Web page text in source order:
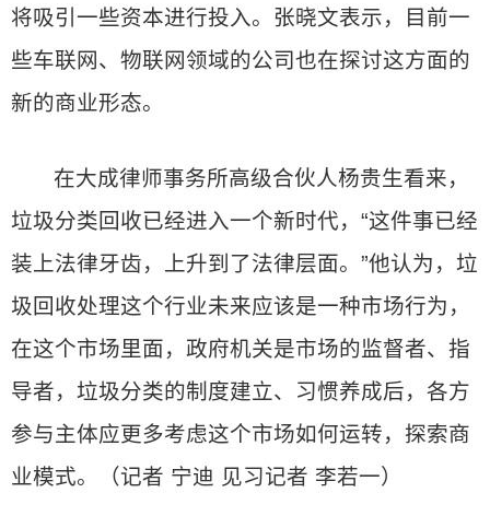
将吸引一些资本进行投入。张晓文表示，目前一
些车联网、物联网领域的公司也在探讨这方面的
新的商业形态。
在大成律师事务所高级合伙人杨贵生看来，
垃圾分类回收已经进入一个新时代，“这件事已经
装上法律牙齿，上升到了法律层面。”他认为，垃
圾回收处理这个行业未来应该是一种市场行为，
在这个市场里面，政府机关是市场的监督者、指
导者，垃圾分类的制度建立、习惯养成后，各方
参与主体应更多考虑这个市场如何运转，探索商
业模式。（记者 宁迪 见习记者 李若一）